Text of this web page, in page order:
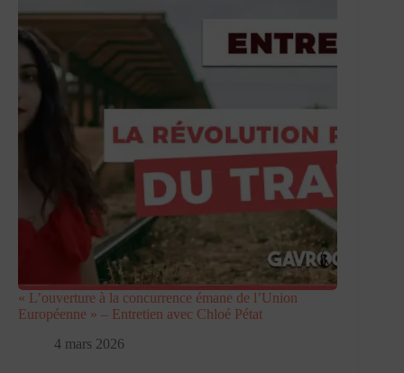
« L’ouverture à la concurrence émane de l’Union
Européenne » – Entretien avec Chloé Pétat
4 mars 2026